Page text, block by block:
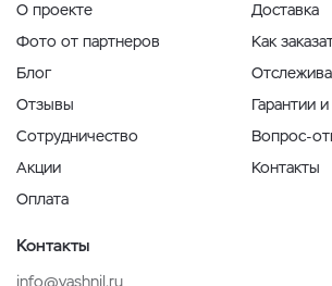
О проекте
Фото от партнеров
Блог
Отзывы
Сотрудничество
Акции
Оплата
Доставка
Как
Гарантии
Вопрос-
Контакты
Контакты
info@vashnil.ru